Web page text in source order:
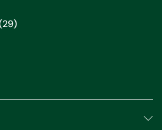
2929